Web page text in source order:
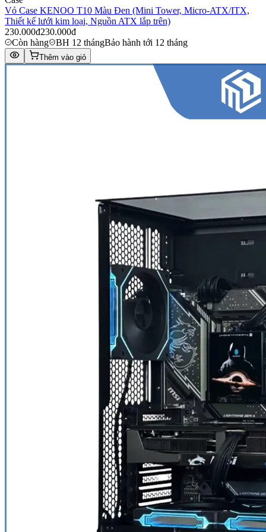
Vỏ Case KENOO T10 Màu Đen (Mini Tower, Micro-ATX/ITX,
Thiết kế lưới kim loại, Nguồn ATX lắp trên)
230.000đ230.000đ
Còn hàng
BH 12 thángBảo hành tới 12 tháng
Thêm vào giỏ